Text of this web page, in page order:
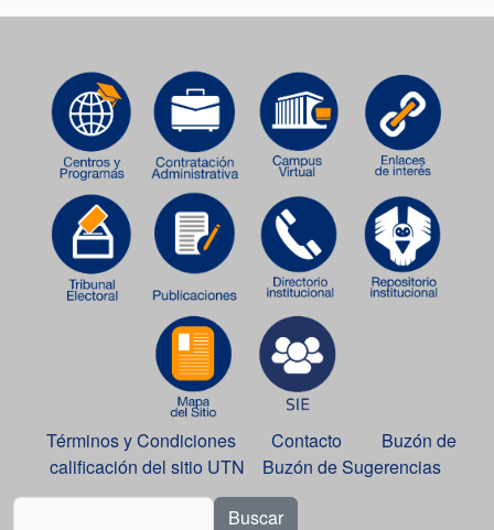
Términos y Condiciones Contacto
Buzón de
calificación del sitio UTN
Buzón de Sugerencias
Buscar